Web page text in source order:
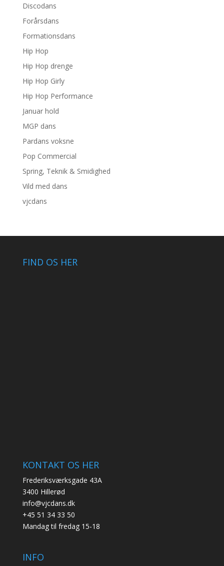
Discodans
Forårsdans
Formationsdans
Hip Hop
Hip Hop drenge
Hip Hop Girly
Hip Hop Performance
Januar hold
MGP dans
Pardans voksne
Pop Commercial
Spring, Teknik & Smidighed
Vild med dans
vjcdans
FIND OS HER
KONTAKT OS HER
Frederiksværksgade 43A
3400 Hillerød
info@vjcdans.dk
+45 51 34 33 50
Mandag til fredag 15-18
INFO